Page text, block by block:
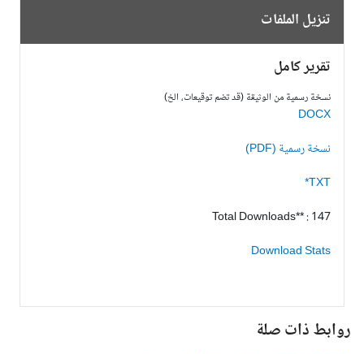
تنزيل الملفات
تقرير كامل
نسخة رسمية من الوثيقة (قد تضم توقيعات، الخ)
DOCX
نسخة رسمية (PDF)
TXT*
Total Downloads** : 147
Download Stats
روابط ذات صلة